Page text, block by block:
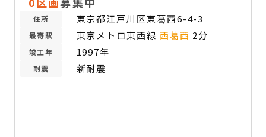
住所 東京都江戸川区東葛西6-4-3
最寄駅 東京メトロ東西線 西葛西 2分
竣工年 1997年
耐震 新耐震